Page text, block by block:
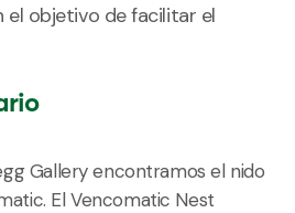
objetivo de facilitar el
Gallery encontramos el nido
El Vencomatic Nest